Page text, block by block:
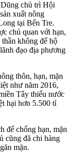
chủ trì Hội
xuất nông
tại Bến Tre.
chủ quan với hạn,
không để hộ
đạo địa phương
thôn, hạn, mặn
như năm 2016,
Tây thiếu nước
hại hơn 5.500 tỉ
để chống hạn, mặn
cũng đã chi hàng
mặn.